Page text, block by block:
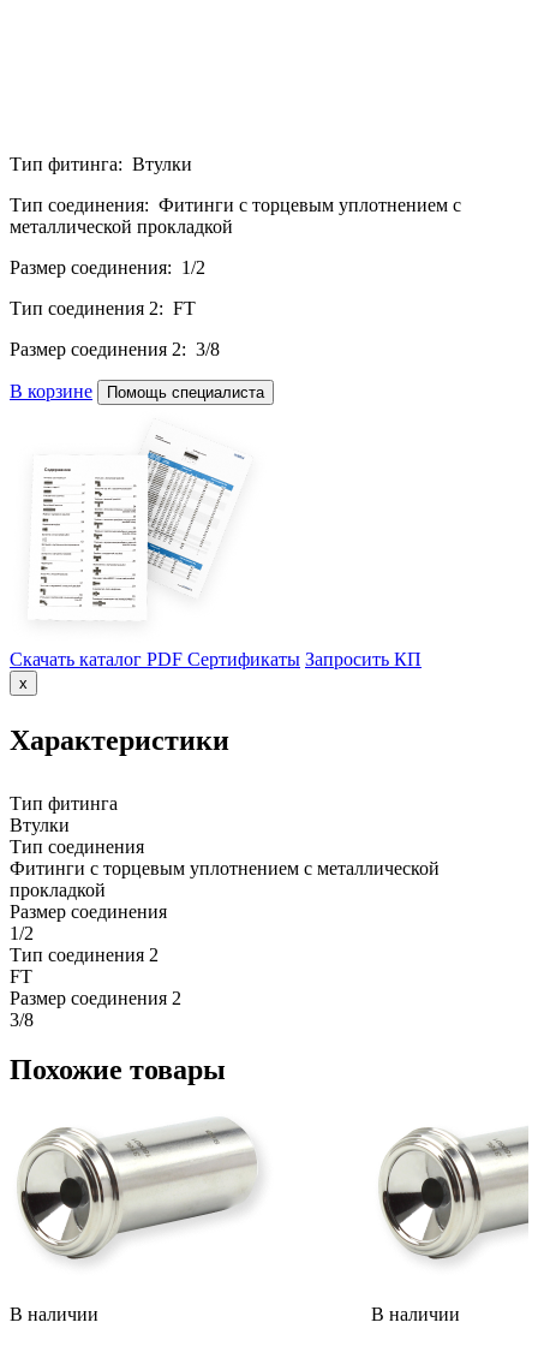
Тип фитинга: Втулки
Тип соединения: Фитинги с торцевым уплотнением с
металлической прокладкой
Размер соединения: 1/2
Тип соединения 2: FT
Размер соединения 2: 3/8
В корзине Помощь специалиста
Скачать каталог PDF Сертификаты Запросить КП
x
Характеристики
Тип фитинга
Втулки
Тип соединения
Фитинги с торцевым уплотнением с металлической
прокладкой
Размер соединения
1/2
Тип соединения 2
FT
Размер соединения 2
3/8
Похожие товары
В наличии В наличии